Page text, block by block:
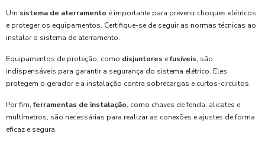
Um sistema de aterramento é importante para prevenir choques elétricos
e proteger os equipamentos. Certifique-se de seguir as normas técnicas ao
instalar o sistema de aterramento.
Equipamentos de proteção, como disjuntores efusíveis, são
indispensáveis para garantir a segurança do sistema elétrico. Eles
protegem o gerador e a instalação contra sobrecargas e curtos-circuitos.
Por fim,ferramentas de instalação, como chaves de fenda, alicates e
multímetros, são necessárias para realizar as conexões e ajustes de forma
eficaz e segura.